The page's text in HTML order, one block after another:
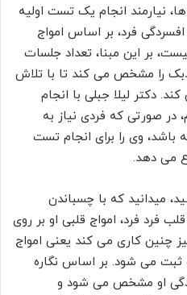
نیارمند انجام یک تست اولیه
فرد، بر اساس امواج
بر این مبنا، تعداد جلسات
را مشخص می کند تا با تلاش
دکتر لیلا جبلی با انجام
در صورتی که فردی نیاز به
باشد، وی را برای انجام تست
می دهد.
میدانید که با چسباندن
فرد فرد، امواج قلبی او بر روی
چنین کاری می کند یعنی امواج
ثبت می شود. بر اساس نگاره
او مشخص می شود و